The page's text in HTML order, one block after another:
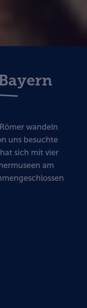
wandeln
uns besuchte
sich mit vier
am